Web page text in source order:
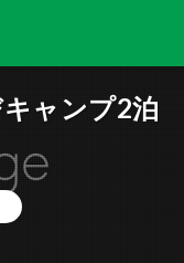
ャンプ2泊